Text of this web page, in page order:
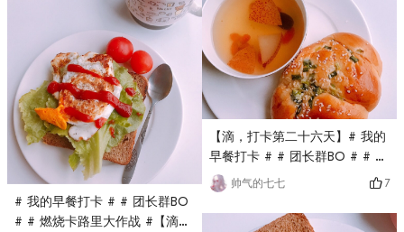
# 我的早餐打卡 # # 团长群BO
# # 燃烧卡路里大作战 #【滴，
【滴，打卡第二十六天】# 我的
早餐打卡 # # 团长群BO # # 燃
烧卡路里大作战 #
帅气的七七 7